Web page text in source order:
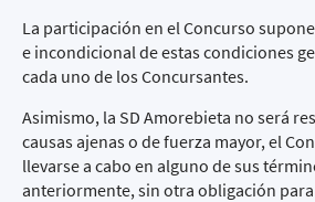
La participación en el Concurso
e incondicional de estas condiciones
cada uno de los Concursantes.
Asimismo, la SD Amorebieta no será
causas ajenas o de fuerza mayor, el
llevarse a cabo en alguno de sus
anteriormente, sin otra obligación